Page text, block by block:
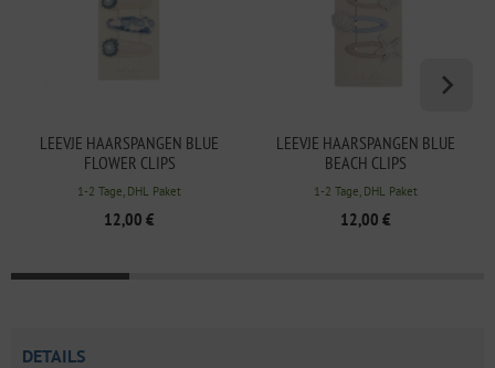
LEEVJE HAARSPANGEN BLUE
FLOWER CLIPS
1-2 Tage, DHL Paket
12,00 €
LEEVJE HAARSPANGEN BLUE
BEACH CLIPS
1-2 Tage, DHL Paket
12,00 €
DETAILS